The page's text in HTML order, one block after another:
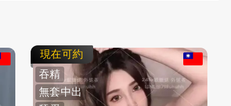
現在可約
吞精
無套中出